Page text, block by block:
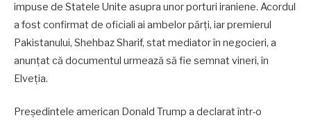
impuse de Statele Unite asupra unor porturi iraniene. Acordul
a fost confirmat de oficiali ai ambelor părți, iar premierul
Pakistanului, Shehbaz Sharif, stat mediator în negocieri, a
anunțat că documentul urmează să fie semnat vineri, în
Elveția.
Președintele american Donald Trump a declarat într-o